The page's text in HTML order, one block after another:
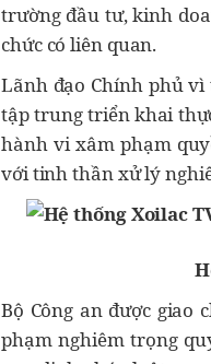
trường đầu tư, kinh
chức có liên quan.
Lãnh đạo Chính phủ
tập trung triển khai
hành vi xâm phạm
với tinh thần xử lý
Bộ Công an được
phạm nghiêm trọng